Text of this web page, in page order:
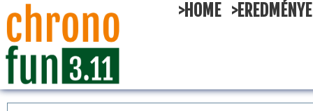
>HOME